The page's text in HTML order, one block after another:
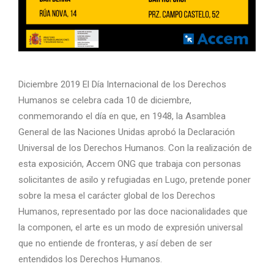
Diciembre 2019 El Día Internacional de los Derechos
Humanos se celebra cada 10 de diciembre,
conmemorando el día en que, en 1948, la Asamblea
General de las Naciones Unidas aprobó la Declaración
Universal de los Derechos Humanos. Con la realización de
esta exposición, Accem ONG que trabaja con personas
solicitantes de asilo y refugiadas en Lugo, pretende poner
sobre la mesa el carácter global de los Derechos
Humanos, representado por las doce nacionalidades que
la componen, el arte es un modo de expresión universal
que no entiende de fronteras, y así deben de ser
entendidos los Derechos Humanos.